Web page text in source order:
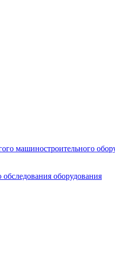
машиностроительного
оборудования